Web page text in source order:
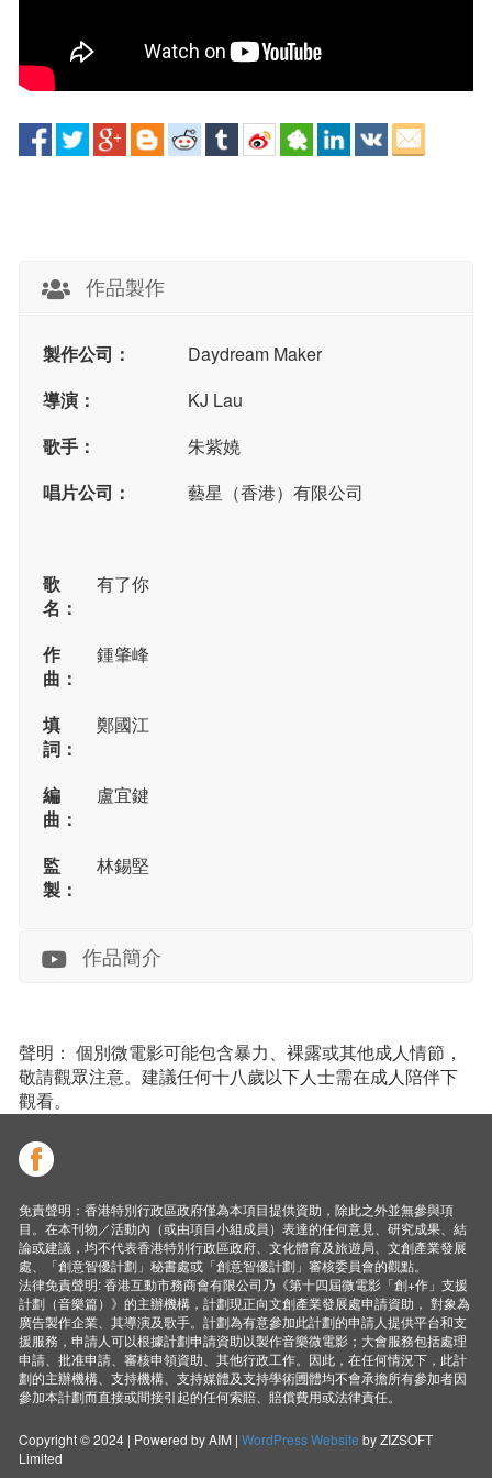
作品製作
製作公司：
Daydream Maker
導演：
KJ Lau
歌手：
朱紫嬈
唱片公司：
藝星（香港）有限公司
歌
名：
有了你
作
曲：
鍾肇峰
填
詞：
鄭國江
編
曲：
盧宜鍵
監
製：
林錫堅
作品簡介
聲明： 個別微電影可能包含暴力、裸露或其他成人情節，
敬請觀眾注意。建議任何十八歲以下人士需在成人陪伴下
觀看。
免責聲明：香港特別行政區政府僅為本項目提供資助，除此之外並無參與項
目。在本刊物／活動內（或由項目小組成員）表達的任何意見、研究成果、結
論或建議，均不代表香港特別行政區政府、文化體育及旅遊局、文創產業發展
處、「創意智優計劃」秘書處或「創意智優計劃」審核委員會的觀點。
法律免責聲明: 香港互動市務商會有限公司乃《第十四屆微電影「創+作」支援
計劃（音樂篇）》的主辦機構，計劃現正向文創產業發展處申請資助， 對象為
廣告製作企業、其導演及歌手。計劃為有意參加此計劃的申請人提供平台和支
援服務，申請人可以根據計劃申請資助以製作音樂微電影；大會服務包括處理
申請、批准申請、審核申領資助、其他行政工作。因此，在任何情況下，此計
劃的主辦機構、支持機構、支持媒體及支持學術圑體均不會承擔所有參加者因
參加本計劃而直接或間接引起的任何索賠、賠償費用或法律責任。
Copyright © 2024 | Powered by AIM |WordPress Website by ZIZSOFT
Limited